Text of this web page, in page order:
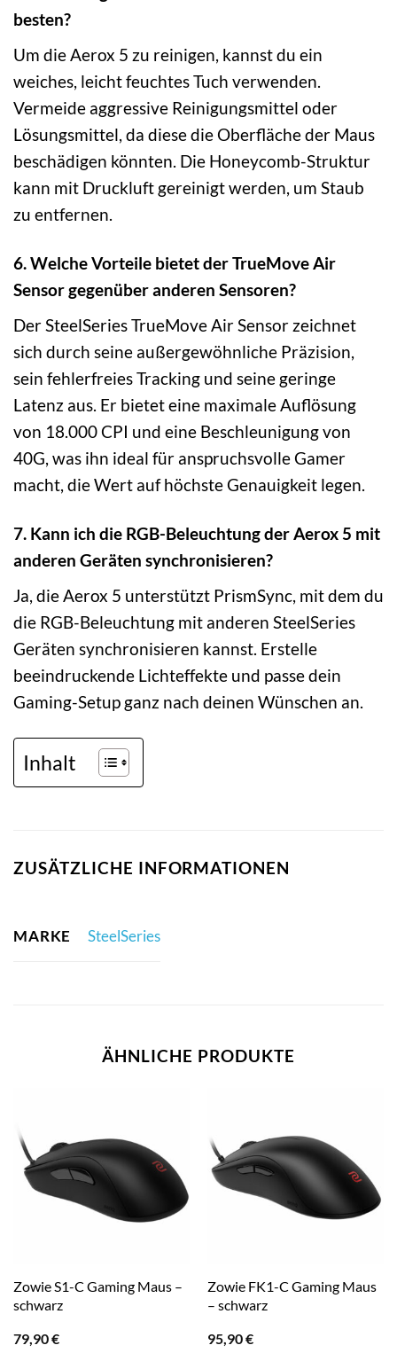
besten?
Um die Aerox 5 zu reinigen, kannst du ein
weiches, leicht feuchtes Tuch verwenden.
Vermeide aggressive Reinigungsmittel oder
Lösungsmittel, da diese die Oberfläche der Maus
beschädigen könnten. Die Honeycomb-Struktur
kann mit Druckluft gereinigt werden, um Staub
zu entfernen.
6. Welche Vorteile bietet der TrueMove Air
Sensor gegenüber anderen Sensoren?
Der SteelSeries TrueMove Air Sensor zeichnet
sich durch seine außergewöhnliche Präzision,
sein fehlerfreies Tracking und seine geringe
Latenz aus. Er bietet eine maximale Auflösung
von 18.000 CPI und eine Beschleunigung von
40G, was ihn ideal für anspruchsvolle Gamer
macht, die Wert auf höchste Genauigkeit legen.
7. Kann ich die RGB-Beleuchtung der Aerox 5 mit
anderen Geräten synchronisieren?
Ja, die Aerox 5 unterstützt PrismSync, mit dem du
die RGB-Beleuchtung mit anderen SteelSeries
Geräten synchronisieren kannst. Erstelle
beeindruckende Lichteffekte und passe dein
Gaming-Setup ganz nach deinen Wünschen an.
Inhalt
ZUSÄTZLICHE INFORMATIONEN
MARKE SteelSeries
ÄHNLICHE PRODUKTE
Zowie S1-C Gaming Maus –
schwarz
79,90€
Zowie FK1-C Gaming Maus
– schwarz
95,90€